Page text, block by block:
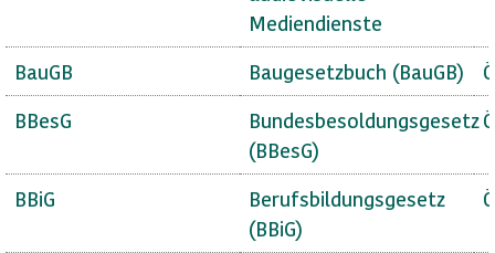
Mediendienste
BauGB Baugesetzbuch (BauGB)
BBesG
Bundesbesoldungsgesetz
(BBesG)
BBiG
Berufsbildungsgesetz
(BBiG)